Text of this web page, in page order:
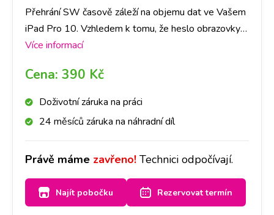
Přehrání SW časově záleží na objemu dat ve Vašem
iPad Pro 10. Vzhledem k tomu, že heslo obrazovky
slouží jako ochrana dat ve Vašem telefonu, je nutné
jejich zálohu.
Více informací
Cena: 390 Kč
Doživotní záruka na práci
24 měsíců záruka na náhradní díl
Právě máme zavřeno! Technici odpočívají.
Najít pobočku Rezervovat termín